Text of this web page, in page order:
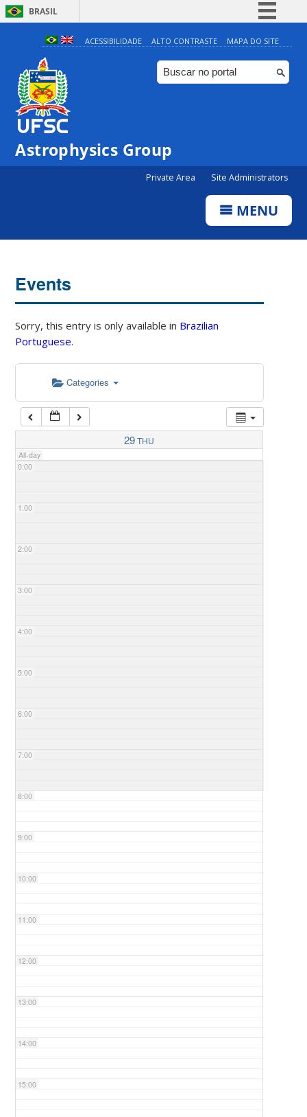
BRASIL
Simplifique!
Comunica BR
Participe
ACESSIBILIDADE ALTO CONTRASTE MAPA DO SITE
Astrophysics Group
Private Area Site Administrators
MENU
Events
Sorry, this entry is only available in Brazilian
Portuguese.
Categories
29THU
All-day
0:00
1:00
2:00
3:00
4:00
5:00
6:00
7:00
8:00
9:00
10:00
11:00
12:00
13:00
14:00
15:00